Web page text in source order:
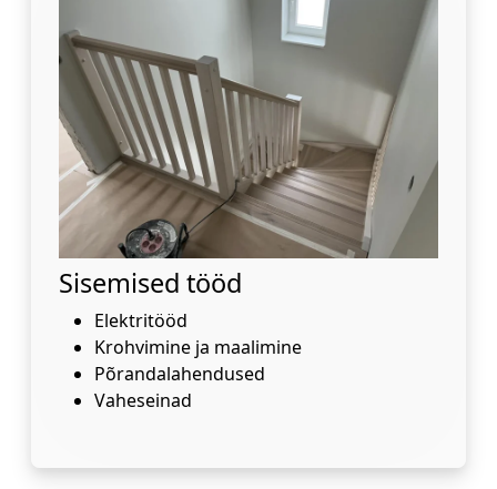
Sisemised tööd
Elektritööd
Krohvimine ja maalimine
Põrandalahendused
Vaheseinad